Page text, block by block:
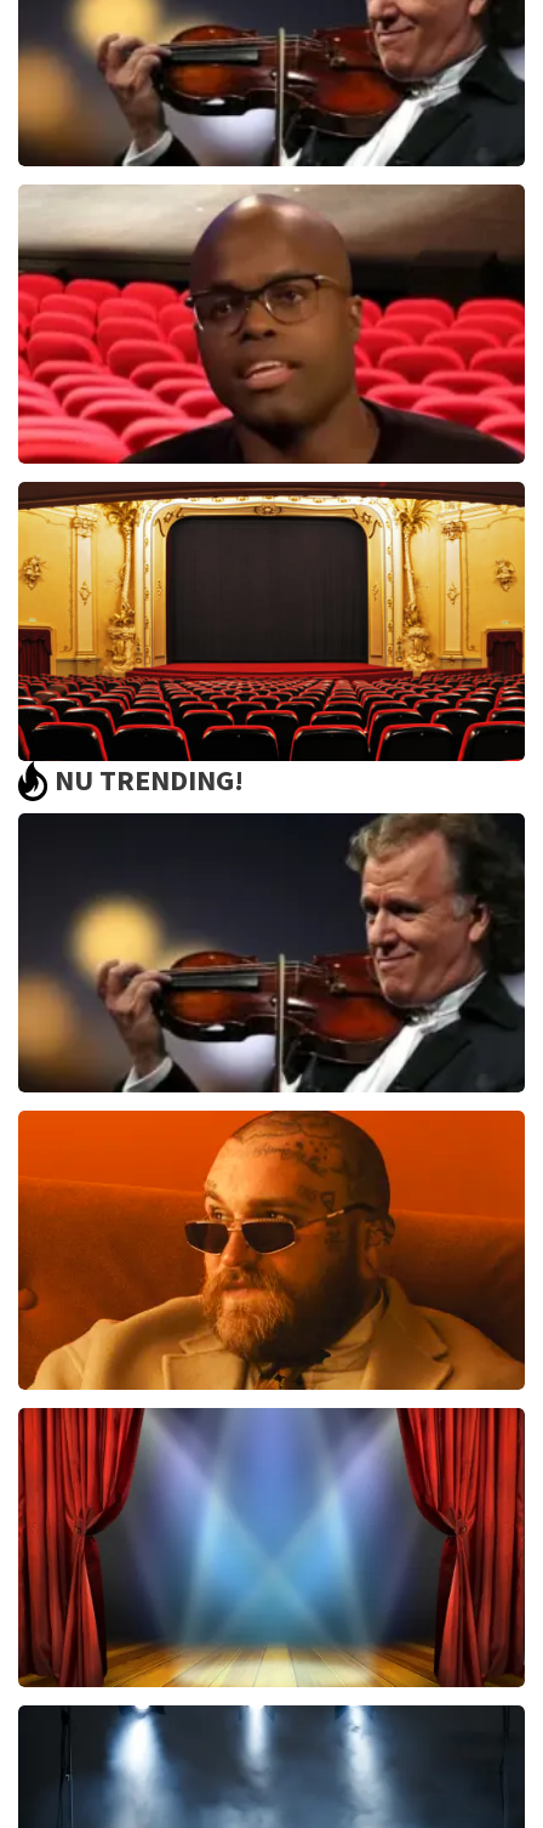
Andre Rieu
5618+
BEKIJKEN
Jandino Asporaat
BEKIJKEN
Saturday Night Fever
NU TRENDING!
laatste 30 minuten
BESTEL NU
Teddy Swims
535 laatste 30 minuten
BESTEL NU
40 45 De Musical
laatste 30 minuten
BESTEL NU